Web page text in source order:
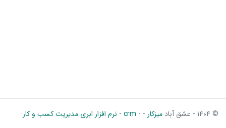
© ۱۴۰۴ - عشق آباد میزکار - - crm - نرم افزار ابری مدیریت کسب و کار